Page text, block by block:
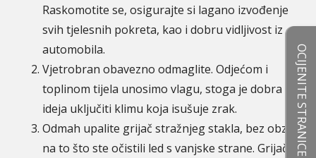
Raskomotite se, osigurajte si lagano izvođenje
svih tjelesnih pokreta, kao i dobru vidljivost iz
automobila.
Vjetrobran obavezno odmaglite. Odjećom i
toplinom tijela unosimo vlagu, stoga je dobra
ideja uključiti klimu koja isušuje zrak.
Odmah upalite grijač stražnjeg stakla, bez obzira
na to što ste očistili led s vanjske strane. Grijač
OCIJENITE STRANICE